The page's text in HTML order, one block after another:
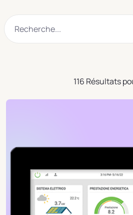
116 Résultats